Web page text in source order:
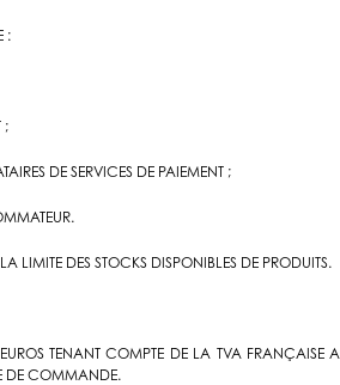
:
;
DE SERVICES DE PAIEMENT ;
LIMITE DES STOCKS DISPONIBLES DE PRODUITS.
EUROS TENANT COMPTE DE LA TVA
DE COMMANDE.